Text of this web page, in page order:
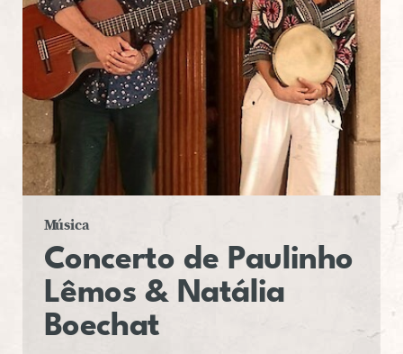
Música
Con­certo de Pau­li­nho
Lêmos & Na­tá­lia
Bo­e­chat